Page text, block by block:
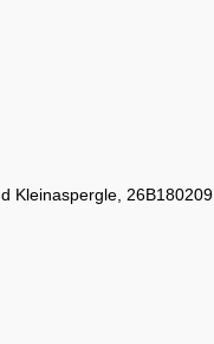
Kleinaspergle, 26B180209